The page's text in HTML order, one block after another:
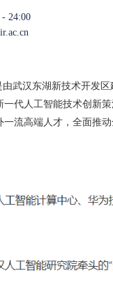
- 24:00
武汉东湖新技术开发
代人工智能技术创新
流高端人才，全面推